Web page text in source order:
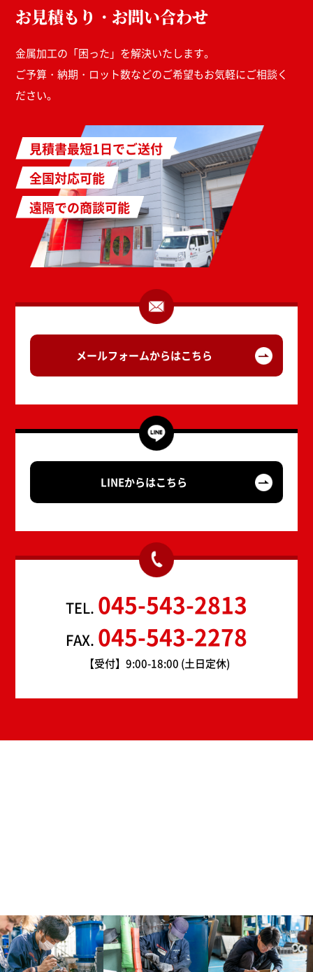
お見積もり・お問い合わせ
金属加工の「困った」を解決いたします。
ご予算・納期・ロット数などのご希望もお気軽にご相談く
ださい。
見積書最短1日でご送付
全国対応可能
遠隔での商談可能
メールフォームからはこちら
LINEからはこちら
TEL. 045-543-2813
FAX. 045-543-2278
【受付】9:00-18:00 (土日定休)